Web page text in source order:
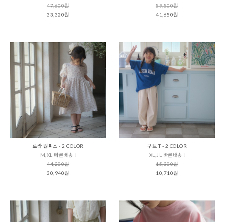
47,600원
33,320원
59,500원
41,650원
로라 원피스 - 2 COLOR
M,XL 빠른배송 !
44,200원
30,940원
구트 T - 2 COLOR
XL,JL 빠른배송 !
15,300원
10,710원